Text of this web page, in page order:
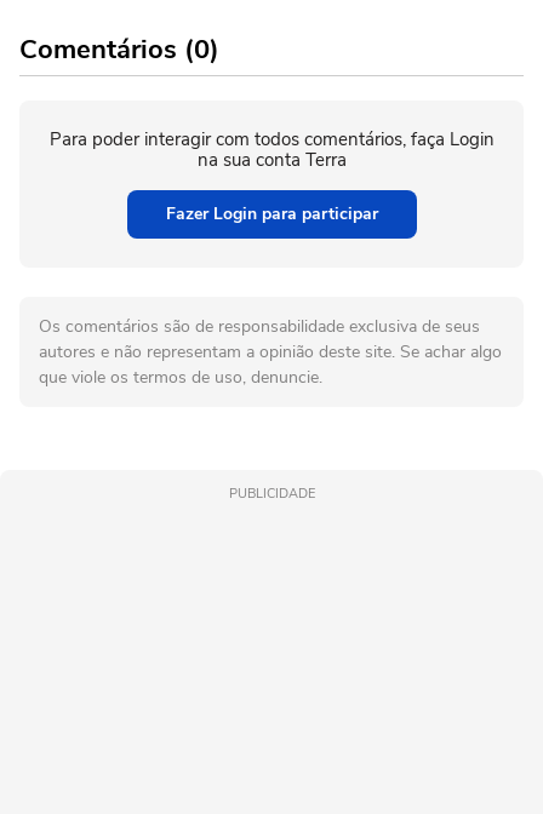
Comentários (0)
Para poder interagir com todos comentários, faça Login
na sua conta Terra
Fazer Login para participar
Os comentários são de responsabilidade exclusiva de seus
autores e não representam a opinião deste site. Se achar algo
que viole os termos de uso, denuncie.
PUBLICIDADE